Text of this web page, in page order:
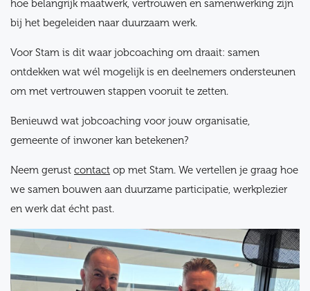
hoe belangrijk maatwerk, vertrouwen en samenwerking zijn
bij het begeleiden naar duurzaam werk.
Voor Stam is dit waar jobcoaching om draait: samen
ontdekken wat wél mogelijk is en deelnemers ondersteunen
om met vertrouwen stappen vooruit te zetten.
Benieuwd wat jobcoaching voor jouw organisatie,
gemeente of inwoner kan betekenen?
Neem gerust contact op met Stam. We vertellen je graag hoe
we samen bouwen aan duurzame participatie, werkplezier
en werk dat écht past.